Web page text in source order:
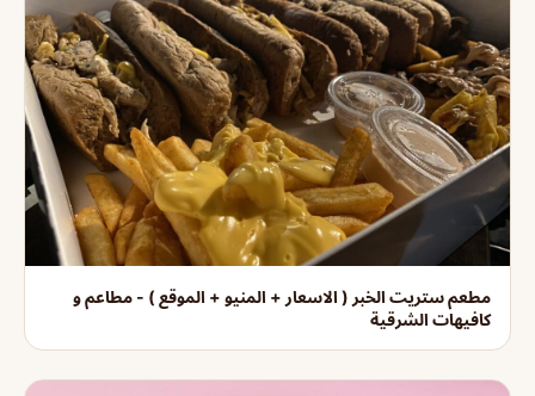
مطعم ستريت الخبر ( الاسعار + المنيو + الموقع ) - مطاعم و
كافيهات الشرقية